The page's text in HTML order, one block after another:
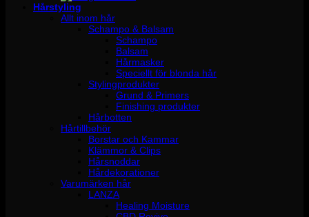
Hårstyling
Allt inom hår
Schampo & Balsam
Schampo
Balsam
Hårmasker
Speciellt för blonda hår
Stylingprodukter
Grund & Primers
Finishing produkter
Hårbotten
Hårtillbehör
Borstar och Kammar
Klämmor & Clips
Hårsnoddar
Hårdekorationer
Varumärken hår
LANZA
Healing Moisture